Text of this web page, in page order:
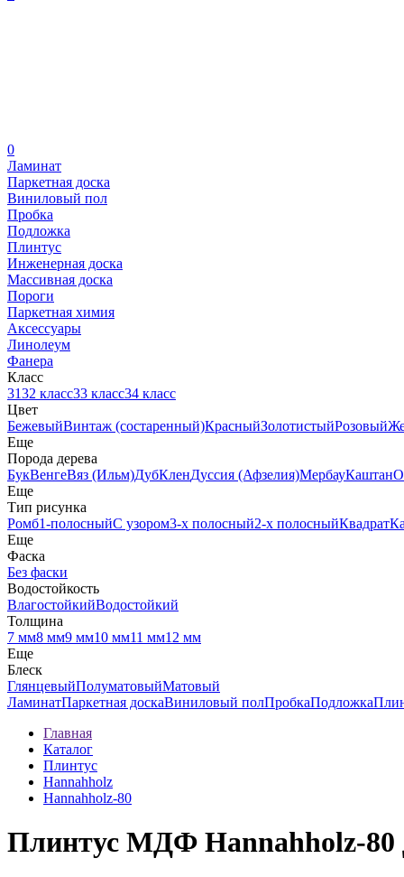
0
Ламинат
Паркетная доска
Виниловый пол
Пробка
Подложка
Плинтус
Инженерная доска
Массивная доска
Пороги
Паркетная химия
Аксессуары
Линолеум
Фанера
Класс
3132 класс33 класс34 класс
Цвет
БежевыйВинтаж (состаренный)КрасныйЗолотистыйРозовый
Еще
Порода дерева
БукВенгеВяз (Ильм)ДубКленДуссия (Афзелия)МербауКаштан
Еще
Тип рисунка
Ромб1-полосныйС узором3-х полосный2-х полосныйКвадрат
Еще
Фаска
Без фаски
Водостойкость
ВлагостойкийВодостойкий
Толщина
7 мм8 мм9 мм10 мм11 мм12 мм
Еще
Блеск
ГлянцевыйПолуматовыйМатовый
ЛаминатПаркетная доскаВиниловый полПробкаПодложка
Главная
Каталог
Плинтус
Hannahholz
Hannahholz-80
Плинтус МДФ Hannahholz-80